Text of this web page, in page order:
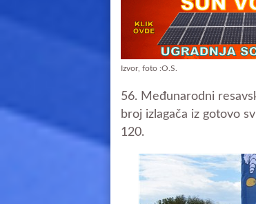
Izvor, foto :O.S.
56. Međunarodni
broj izlagača iz gotovo
120.